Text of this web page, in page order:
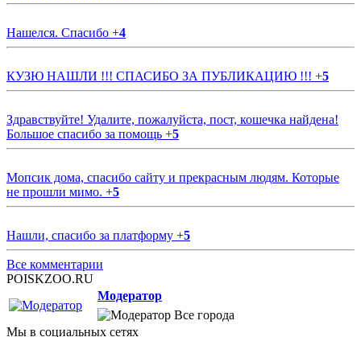
Нашелся. Спасибо +4
КУЗЮ НАШЛИ !!! СПАСИБО ЗА ПУБЛИКАЦИЮ !!! +5
Здравствуйте! Удалите, пожалуйста, пост, кошечка найдена!
Большое спасибо за помощь +5
Мопсик дома, спасибо сайту и прекрасным людям. Которые
не прошли мимо. +5
Нашли, спасибо за платформу +5
Все комментарии
POISKZOO.RU
Модератор
Все города
Мы в социальных сетях